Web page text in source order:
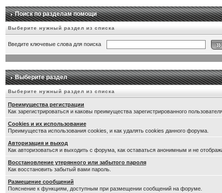
Поиск по разделам помощи
Выберите нужный раздел из списка
Введите ключевые слова для поиска
Выберите раздел
Выберите нужный раздел из списка
Преимущества регистрации
Как зарегистрироваться и каковы преимущества зарегистрированного
Cookies и их использование
Преимущества использования cookies, и как удалять cookies данного форума.
Авторизация и выход
Как авторизоваться и выходить с форума, как оставаться анонимным и не
Восстановление утерянного или забытого пароля
Как восстановить забытый вами пароль.
Размещение сообщений
Пояснение к функциям, доступным при размещении сообщений на форуме.